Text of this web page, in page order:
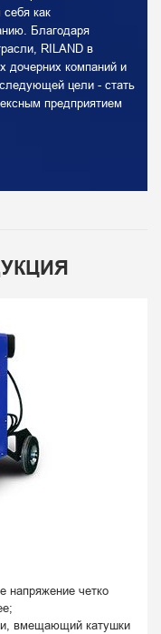
как
Благодаря
RILAND в
дочерних компаний и
цели - стать
предприятием
напряжение четко
вмещающий катушки